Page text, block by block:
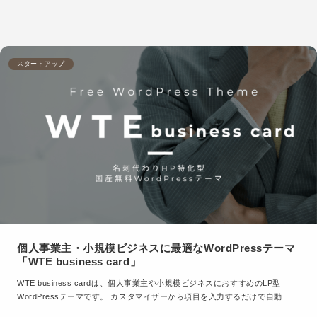
スタートアップ
個人事業主・小規模ビジネスに最適なWordPressテーマ
「WTE business card」
WTE business cardは、個人事業主や小規模ビジネスにおすすめのLP型
WordPressテーマです。 カスタマイザーから項目を入力するだけで自動…